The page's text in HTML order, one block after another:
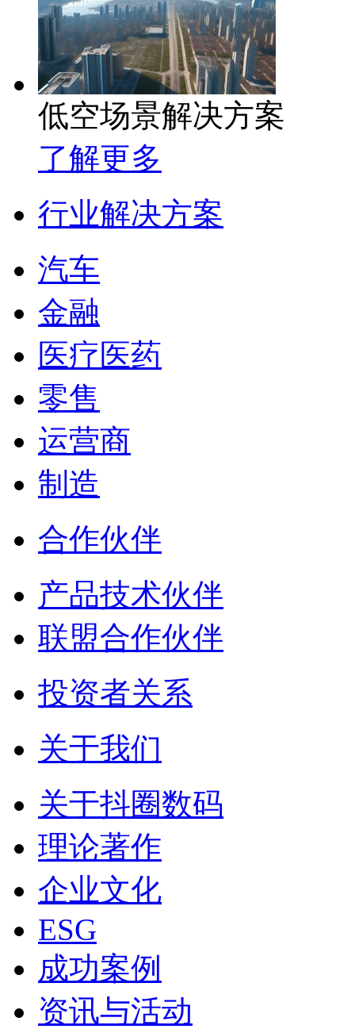
低空场景解决方案
了解更多
行业解决方案
汽车
金融
医疗医药
零售
运营商
制造
合作伙伴
产品技术伙伴
联盟合作伙伴
投资者关系
关于我们
关于抖圈数码
理论著作
企业文化
ESG
成功案例
资讯与活动